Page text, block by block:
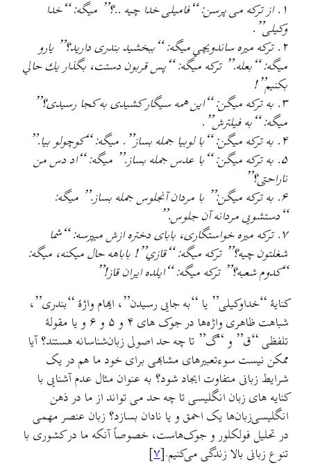
۱. از ترکه می پرسن: “فاميلی خدا چيه ..؟” ميگه: “خدا
وکيلی”.
۲. ترکه ميره ساندويچي ميگه: “ببخشيد بندری داريد؟” يارو
ميگه: “بعله.” تركه ميگه: “پس قربون دستت، ‌بگذار يك حالي
بكنيم”!
۳. به ترکه ميگن: “اين همه سيگار کشيدی به کجا رسيدی؟”
ميگه: “به فيلترش”.
۴. به ترکه میگن: “با لوبیا جمله بساز”. میگه: “کوچولو بیا.”
۵. به ترکه میگن: “با عدس جمله بساز.” میگه: “اد دس من
ناراحتی؟”
۶. به ترکه میگن:” با مردان آنجلوس جمله بساز.” میگه:
“دستشویی مردانه آن جلوس.”
۷. تركه ميره خواستگاری، بابای دختره ازش ميپرسه: “شما
شغلتون چيه؟” تركه ميگه: “قازي”! باباهه حال ميكنه، ميگه:
“كدوم شعبه؟” تركه ميگه: “ايلده ايران قاز!”
کنایهٔ “خداوکیلی” یا “به جایی رسیدن”، ایهام واژهٔ “بندری”،
شباهت ظاهری واژه‌ها در جوک های ۴ و ۵ و ۶ و یا مقولهٔ
تلفظی “ق” و “گ” تا چه حد اصولی زبان‌شناسانه هستند؟ آیا
ممکن نیست سوءتعبیرهای مشابهی برای خود ما هم در یک
شرایط زبانی متفاوت ایجاد شود؟ به عنوان مثال عدم آشنایی با
کنایه های زبان انگلیسی تا چه حد می تواند از ما در ذهن
انگلیسی‌زبان‌ها یک احمق و یا نادان بسازد؟ زبان عنصر مهمی
در تحلیل فولکلور و جوک‌هاست، خصوصاً آنکه ما در کشوری با
تنوع زبانی بالا زندگی می‌کنیم.[۷]